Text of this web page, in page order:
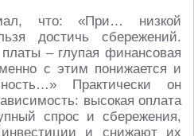
что: «При… низкой
достичь сбережений.
– глупая финансовая
с этим понижается и
Практически он
высокая оплата
спрос и сбережения,
и снижают их